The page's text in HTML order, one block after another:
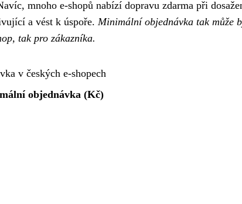
mnoho e-shopů nabízí dopravu zdarma při
a vést k úspoře. Minimální objednávka tak může
tak pro zákazníka.
v českých e-shopech
objednávka (Kč)